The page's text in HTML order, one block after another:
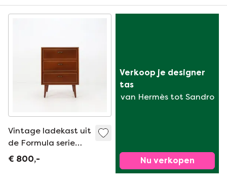
Vintage ladekast uit
de Formula serie
van Kempkes
€ 800,-
Verkoop je designer
tas
van Hermès tot Sandro
Nu verkopen